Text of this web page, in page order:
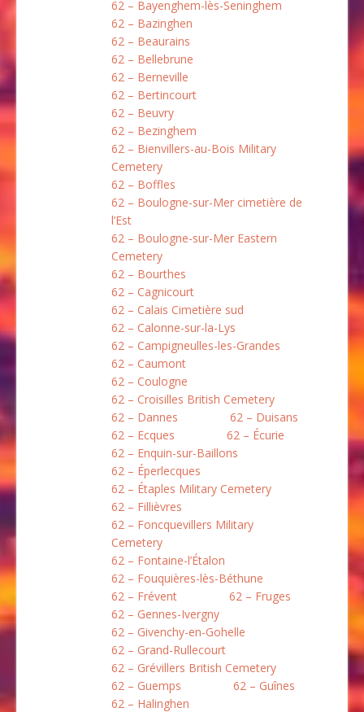
62 – Bayenghem-lès-Seninghem
62 – Bazinghen
62 – Beaurains
62 – Bellebrune
62 – Berneville
62 – Bertincourt
62 – Beuvry
62 – Bezinghem
62 – Bienvillers-au-Bois Military
Cemetery
62 – Boffles
62 – Boulogne-sur-Mer cimetière de
l’Est
62 – Boulogne-sur-Mer Eastern
Cemetery
62 – Bourthes
62 – Cagnicourt
62 – Calais Cimetière sud
62 – Calonne-sur-la-Lys
62 – Campigneulles-les-Grandes
62 – Caumont
62 – Coulogne
62 – Croisilles British Cemetery
62 – Dannes
62 – Duisans
62 – Ecques
62 – Écurie
62 – Enquin-sur-Baillons
62 – Éperlecques
62 – Étaples Military Cemetery
62 – Fillièvres
62 – Foncquevillers Military
Cemetery
62 – Fontaine-l’Étalon
62 – Fouquières-lès-Béthune
62 – Frévent
62 – Fruges
62 – Gennes-Ivergny
62 – Givenchy-en-Gohelle
62 – Grand-Rullecourt
62 – Grévillers British Cemetery
62 – Guemps
62 – Guînes
62 – Halinghen